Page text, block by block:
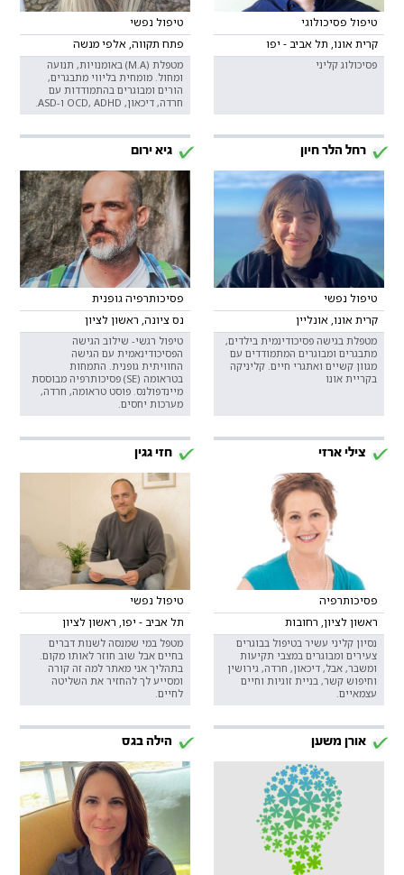
טיפול פסיכולוגי
קרית אונו, תל אביב - יפו
פסיכולוג קליני
טיפול נפשי
פתח תקווה, אלפי מנשה
מטפלת (M.A) באומנויות, תנועה
ומחול. מומחית בליווי מתבגרים,
הורים ומבוגרים בהתמודדות עם
חרדה, דיכאון, OCD, ADHD ו-ASD.
רחל הלר חיון
טיפול נפשי
קרית אונו, אונליין
מטפלת בגישה פסיכודינמית בילדים,
מתבגרים ומבוגרים המתמודדים עם
מגוון קשיים ואתגרי חיים. קליניקה
בקריית אונו
גיא ירום
פסיכותרפיה גופנית
נס ציונה, ראשון לציון
טיפול רגשי- שילוב הגישה
הפסיכודינאמית עם הגישה
החוויתית גופנית. התמחות
בטראומה (SE) פסיכותרפיה מבוססת
מיינדפולנס. פוסט טראומה, חרדה,
מערכות יחסים.
צילי ארזי
פסיכותרפיה
ראשון לציון, רחובות
נסיון קליני עשיר בטיפול בבוגרים
צעירים ומבוגרים במצבי תקיעות
ומשבר, אבל, דיכאון, חרדה, גירושין
וחיפוש קשר, בניית זוגיות וחיים
עצמאיים.
חזי גגין
טיפול נפשי
תל אביב - יפו, ראשון לציון
מטפל במי שמנסה לשנות דברים
בחיים אבל שוב חוזר לאותו מקום.
בתהליך אני מאתר למה זה קורה
ומסייע לך להחזיר את השליטה
לחיים.
אורן משען הילה בגס